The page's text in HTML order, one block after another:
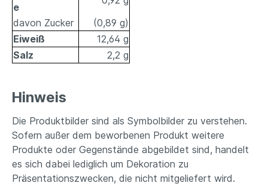
e
davon Zucker
(0,89 g)
Eiweiß
12,64 g
Salz
2,2 g
Hinweis
Die Produktbilder sind als Symbolbilder zu verstehen.
Sofern außer dem beworbenen Produkt weitere
Produkte oder Gegenstände abgebildet sind, handelt
es sich dabei lediglich um Dekoration zu
Präsentationszwecken, die nicht mitgeliefert wird.